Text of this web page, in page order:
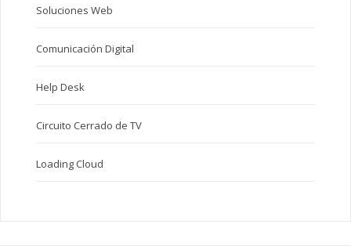
Soluciones Web
Comunicación Digital
Help Desk
Circuito Cerrado de TV
Loading Cloud